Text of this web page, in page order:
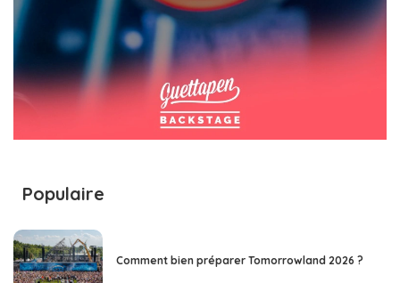
Populaire
Comment bien préparer Tomorrowland 2026 ?